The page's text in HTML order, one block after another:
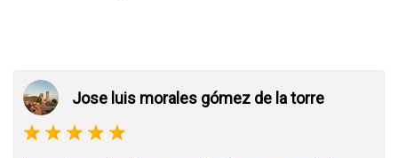
Jose luis morales gómez de la torre